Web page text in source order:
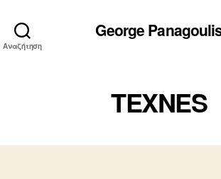
Αναζήτηση
George
TEXNES